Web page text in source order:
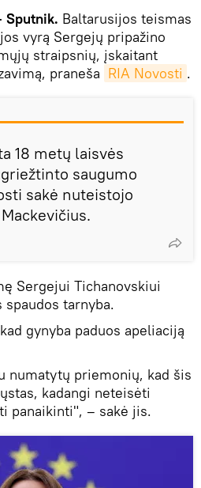
Sputnik. Baltarusijos teismas
vyrą Sergejų pripažino
straipsnių, įskaitant
praneša RIA Novosti .
18 metų laisvės
saugumo
sakė nuteistojo
Sergejui Tichanovskiui
tarnyba.
gynyba paduos apeliaciją
numatytų priemonių, kad šis
kadangi neteisėti
panaikinti", – sakė jis.